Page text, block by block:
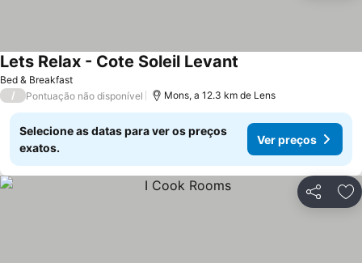
Bed & Breakfast
Lets Relax - Cote Soleil Levant
/ Pontuação não disponível Mons, a 12.3 km de Lens
Selecione as datas para ver os preços
exatos.
Ver preços
Partilhar